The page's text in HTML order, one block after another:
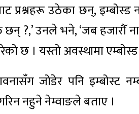
प्रश्नहरू उठेका छन्, इम्बोस्ड
?,’ उनले भने, ‘जब हजारौँ
छ । यस्तो अवस्थामा
जोडेर पनि इम्बोस्ट
नहुने नेम्वाङले बताए ।